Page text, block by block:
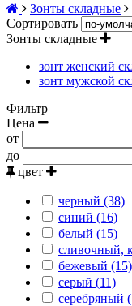
Зонты складные
Сортировать
Зонты складные
зонт женский
зонт мужской
Фильтр
Цена
от
до
цвет
черный (38)
синий (16)
белый (15)
сливочный,
бежевый (15)
серый (11)
серебряный